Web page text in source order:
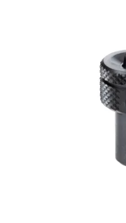
Unternehmen und Karriere